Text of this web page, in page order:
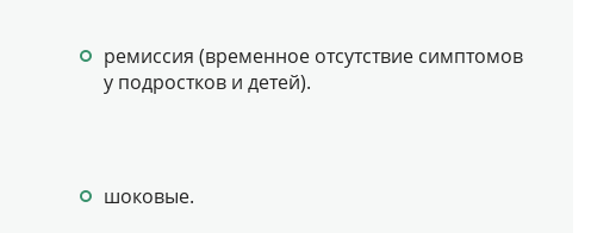
ремиссия (временное отсутствие симптомов
у подростков и детей).
шоковые.